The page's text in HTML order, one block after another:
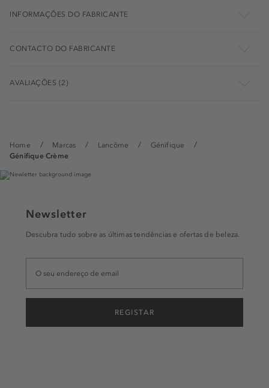
Home Marcas Lancôme
Génifique
Génifique Crème
INFORMAÇÕES DO FABRICANTE
CONTACTO DO FABRICANTE
AVALIAÇÕES (2)
Newsletter
Descubra tudo sobre as últimas tendências e ofertas de beleza.
REGISTAR